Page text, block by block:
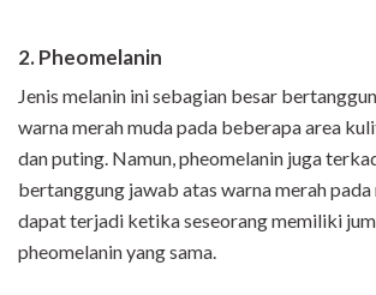
2. Pheomelanin
Jenis melanin ini sebagian besar
warna merah muda pada beberapa area
dan puting. Namun, pheomelanin juga
bertanggung jawab atas warna merah
dapat terjadi ketika seseorang memiliki
pheomelanin yang sama.